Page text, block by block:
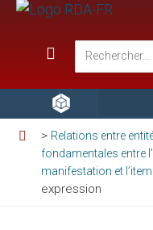
Relations entre
fondamentales entre
manifestation et l’item
expression